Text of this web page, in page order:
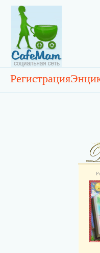
Регистрация